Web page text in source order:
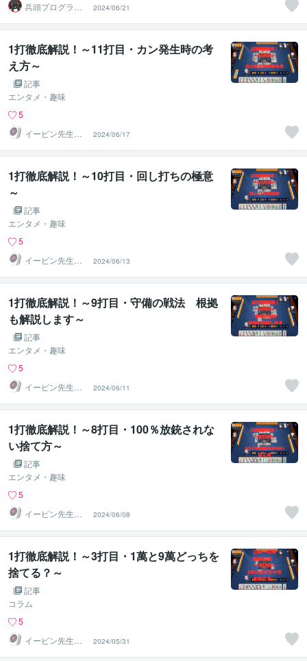
兵頭プログラム
研究所
2024/06/21
1打徹底解説！～11打目・カン発生時の考
え方～
記事
エンタメ・趣味
5
イーピン先生＠
麻雀段位検定保
持者
2024/06/17
1打徹底解説！～10打目・回し打ちの極意
～
記事
エンタメ・趣味
5
イーピン先生＠
麻雀段位検定保
持者
2024/06/13
1打徹底解説！～9打目・守備の戦法 根拠
も解説します～
記事
エンタメ・趣味
5
イーピン先生＠
麻雀段位検定保
持者
2024/06/11
1打徹底解説！～8打目・100％放銃されな
い捨て方～
記事
エンタメ・趣味
5
イーピン先生＠
麻雀段位検定保
持者
2024/06/08
1打徹底解説！～3打目・1萬と9萬どっちを
捨てる？～
記事
コラム
5
イーピン先生＠
麻雀段位検定保
持者
2024/05/31